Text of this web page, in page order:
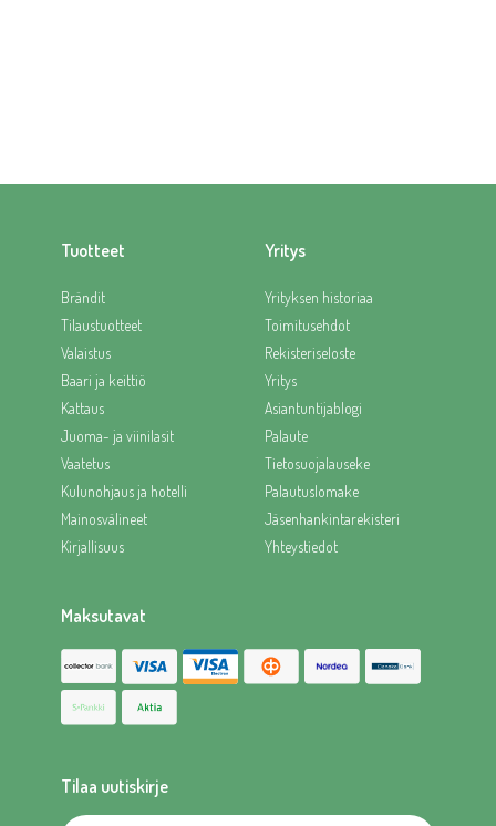
Tuotteet
Brändit
Tilaustuotteet
Valaistus
Baari ja keittiö
Kattaus
Juoma- ja viinilasit
Vaatetus
Kulunohjaus ja hotelli
Mainosvälineet
Kirjallisuus
Yritys
Yrityksen historiaa
Toimitusehdot
Rekisteriseloste
Yritys
Asiantuntijablogi
Palaute
Tietosuojalauseke
Palautuslomake
Jäsenhankintarekisteri
Yhteystiedot
Maksutavat
Tilaa uutiskirje